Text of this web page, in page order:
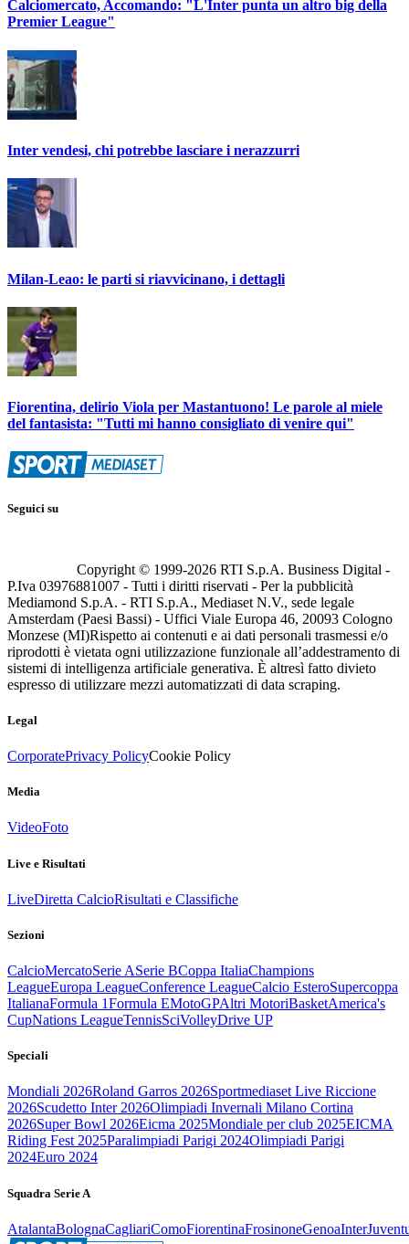
Calciomercato, Accomando: "L'Inter punta un altro big della
Premier League"
Inter vendesi, chi potrebbe lasciare i nerazzurri
Milan-Leao: le parti si riavvicinano, i dettagli
Fiorentina, delirio Viola per Mastantuono! Le parole al miele
del fantasista: "Tutti mi hanno consigliato di venire qui"
Seguici su
Copyright © 1999-2026 RTI S.p.A. Business Digital -
P.Iva 03976881007 - Tutti i diritti riservati - Per la pubblicità
Mediamond S.p.A. - RTI S.p.A., Mediaset N.V., sede legale
Amsterdam (Paesi Bassi) - Uffici Viale Europa 46, 20093 Cologno
Monzese (MI)Rispetto ai contenuti e ai dati personali trasmessi e/o
riprodotti è vietata ogni utilizzazione funzionale all’addestramento di
sistemi di intelligenza artificiale generativa. È altresì fatto divieto
espresso di utilizzare mezzi automatizzati di data scraping.
Legal
CorporatePrivacy PolicyCookie Policy
Media
VideoFoto
Live e Risultati
LiveDiretta CalcioRisultati e Classifiche
Sezioni
CalcioMercatoSerie ASerie BCoppa ItaliaChampions
LeagueEuropa LeagueConference LeagueCalcio EsteroSupercoppa
ItalianaFormula 1Formula EMotoGPAltri MotoriBasketAmerica's
CupNations LeagueTennisSciVolleyDrive UP
Speciali
Mondiali 2026Roland Garros 2026Sportmediaset Live Riccione
2026Scudetto Inter 2026Olimpiadi Invernali Milano Cortina
2026Super Bowl 2026Eicma 2025Mondiale per club 2025EICMA
Riding Fest 2025Paralimpiadi Parigi 2024Olimpiadi Parigi
2024Euro 2024
Squadra Serie A
AtalantaBolognaCagliariComoFiorentinaFrosinoneGenoaInter